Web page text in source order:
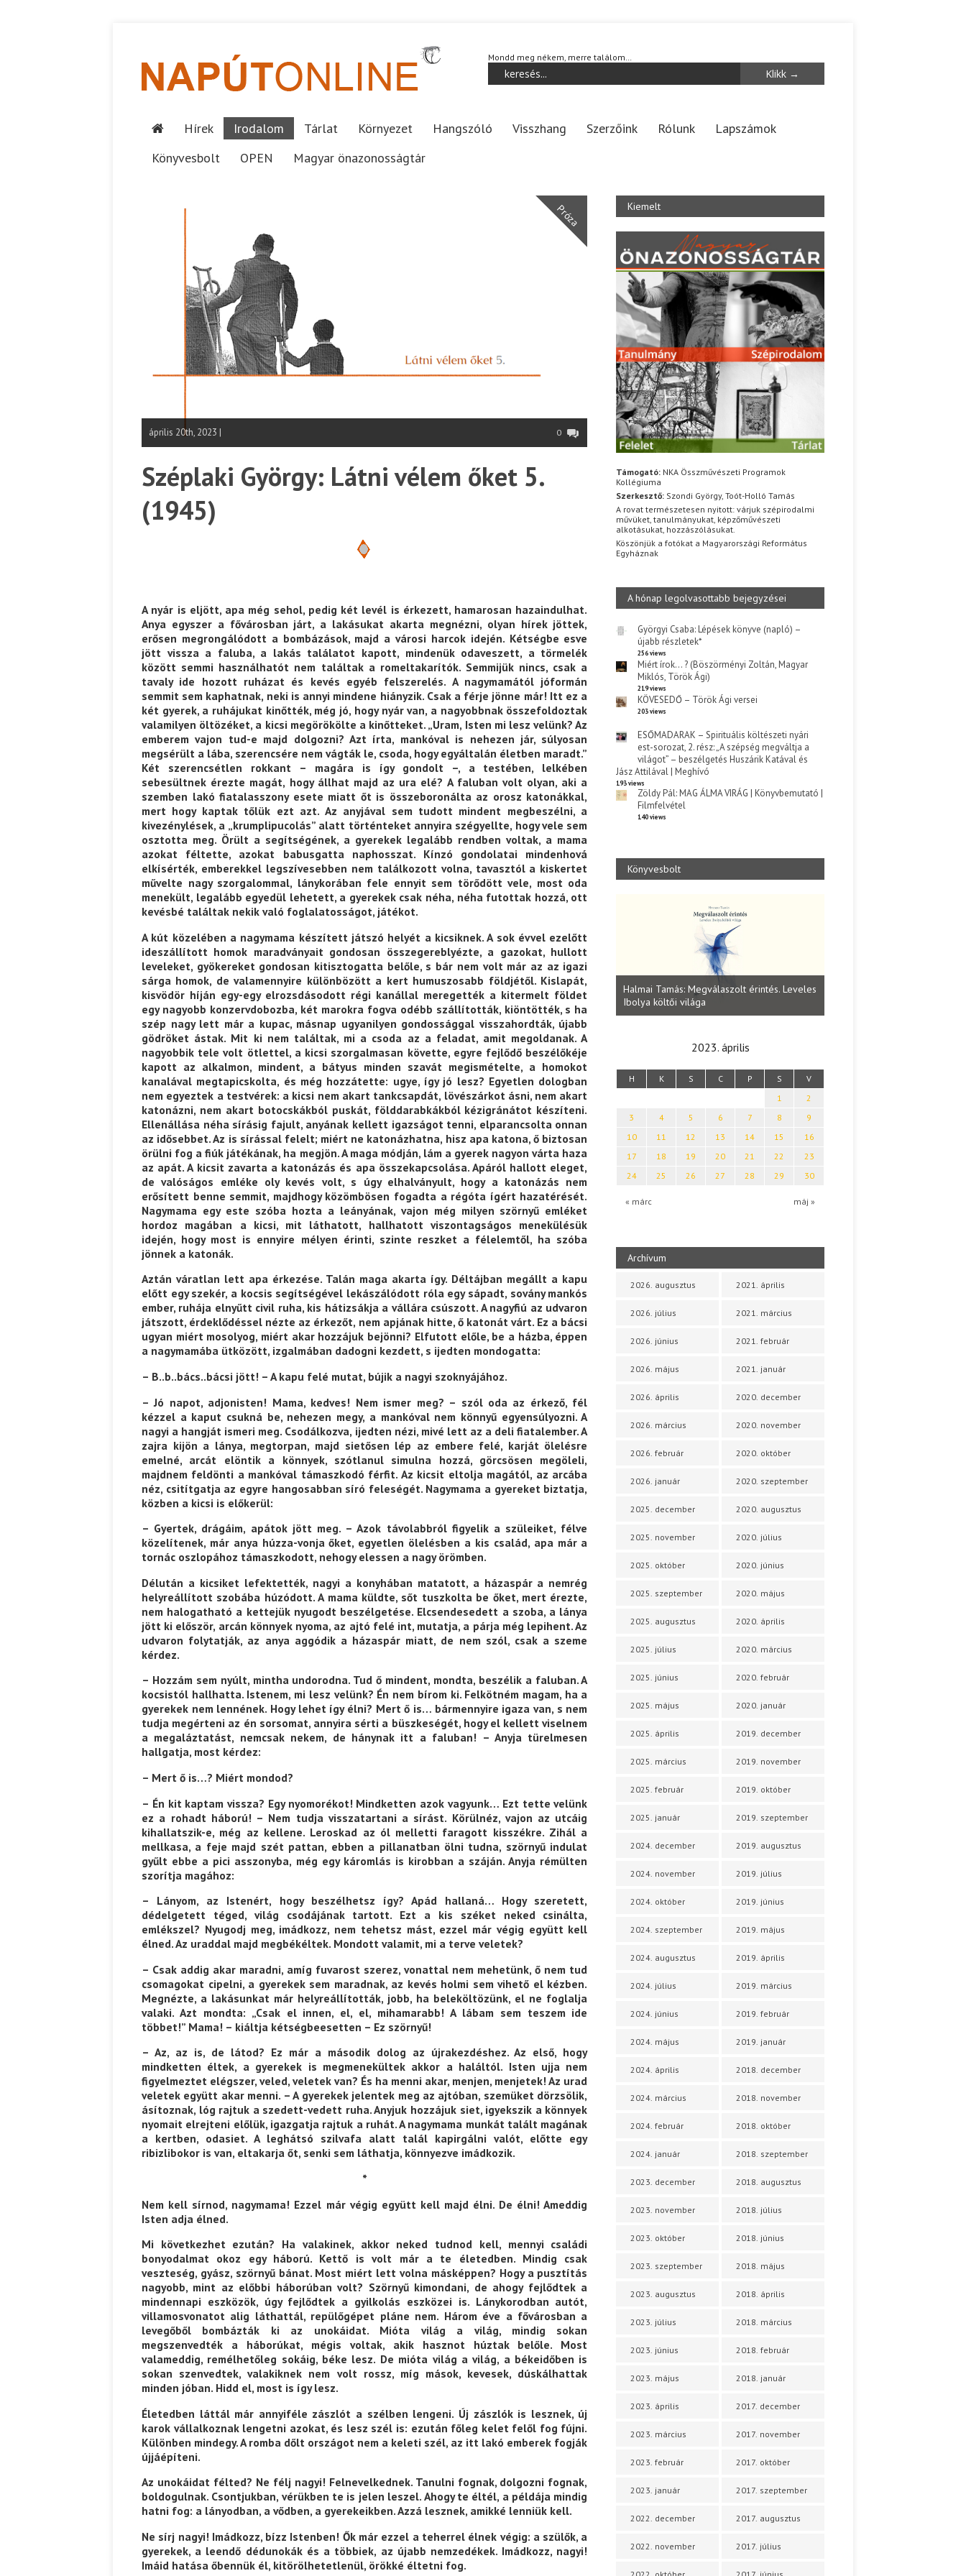
Mondd meg nékem, merre találom…
Hírek Irodalom Tárlat Környezet Hangszóló Visszhang Szerzőink Rólunk
Lapszámok
Könyvesbolt
OPEN Magyar önazonosságtár
Próza
április 20th, 2023 | 0
Széplaki György: Látni vélem őket 5.
(1945)
A nyár is eljött, apa még sehol, pedig két levél is érkezett, hamarosan hazaindulhat.
Anya egyszer a fővárosban járt, a lakásukat akarta megnézni, olyan hírek jöttek,
erősen megrongálódott a bombázások, majd a városi harcok idején. Kétségbe esve
jött vissza a faluba, a lakás találatot kapott, mindenük odaveszett, a törmelék
között semmi használhatót nem találtak a romeltakarítók. Semmijük nincs, csak a
tavaly ide hozott ruházat és kevés egyéb felszerelés. A nagymamától jóformán
semmit sem kaphatnak, neki is annyi mindene hiányzik. Csak a férje jönne már! Itt ez a
két gyerek, a ruhájukat kinőtték, még jó, hogy nyár van, a nagyobbnak összefoldoztak
valamilyen öltözéket, a kicsi megörökölte a kinőtteket. „Uram, Isten mi lesz velünk? Az
emberem vajon tud-e majd dolgozni? Azt írta, mankóval is nehezen jár, súlyosan
megsérült a lába, szerencsére nem vágták le, csoda, hogy egyáltalán életben maradt.”
Két szerencsétlen rokkant – magára is így gondolt –, a testében, lelkében
sebesültnek érezte magát, hogy állhat majd az ura elé? A faluban volt olyan, aki a
szemben lakó fiatalasszony esete miatt őt is összeboronálta az orosz katonákkal,
mert hogy kaptak tőlük ezt azt. Az anyjával sem tudott mindent megbeszélni, a
kivezénylések, a „krumplipucolás” alatt történteket annyira szégyellte, hogy vele sem
osztotta meg. Örült a segítségének, a gyerekek legalább rendben voltak, a mama
azokat féltette, azokat babusgatta naphosszat. Kínzó gondolatai mindenhová
elkísérték, emberekkel legszívesebben nem találkozott volna, tavasztól a kiskertet
művelte nagy szorgalommal, lánykorában fele ennyit sem törődött vele, most oda
menekült, legalább egyedül lehetett, a gyerekek csak néha, néha futottak hozzá, ott
kevésbé találtak nekik való foglalatosságot, játékot.
A kút közelében a nagymama készített játszó helyét a kicsiknek. A sok évvel ezelőtt
ideszállított homok maradványait gondosan összegereblyézte, a gazokat, hullott
leveleket, gyökereket gondosan kitisztogatta belőle, s bár nem volt már az az igazi
sárga homok, de valamennyire különbözött a kert humuszosabb földjétől. Kislapát,
kisvödör híján egy-egy elrozsdásodott régi kanállal meregették a kitermelt földet
egy nagyobb konzervdobozba, két marokra fogva odébb szállították, kiöntötték, s ha
szép nagy lett már a kupac, másnap ugyanilyen gondossággal visszahordták, újabb
gödröket ástak. Mit ki nem találtak, mi a csoda az a feladat, amit megoldanak. A
nagyobbik tele volt ötlettel, a kicsi szorgalmasan követte, egyre fejlődő beszélőkéje
kapott az alkalmon, mindent, a bátyus minden szavát megismételte, a homokot
kanalával megtapicskolta, és még hozzátette: ugye, így jó lesz? Egyetlen dologban
nem egyeztek a testvérek: a kicsi nem akart tankcsapdát, lövészárkot ásni, nem akart
katonázni, nem akart botocskákból puskát, földdarabkákból kézigránátot készíteni.
Ellenállása néha sírásig fajult, anyának kellett igazságot tenni, elparancsolta onnan
az idősebbet. Az is sírással felelt; miért ne katonázhatna, hisz apa katona, ő biztosan
örülni fog a fiúk játékának, ha megjön. A maga módján, lám a gyerek nagyon várta haza
az apát. A kicsit zavarta a katonázás és apa összekapcsolása. Apáról hallott eleget,
de valóságos emléke oly kevés volt, s úgy elhalványult, hogy a katonázás nem
erősített benne semmit, majdhogy közömbösen fogadta a régóta ígért hazatérését.
Nagymama egy este szóba hozta a leányának, vajon még milyen szörnyű emléket
hordoz magában a kicsi, mit láthatott, hallhatott viszontagságos menekülésük
idején, hogy most is ennyire mélyen érinti, szinte reszket a félelemtől, ha szóba
jönnek a katonák.
Aztán váratlan lett apa érkezése. Talán maga akarta így. Déltájban megállt a kapu
előtt egy szekér, a kocsis segítségével lekászálódott róla egy sápadt, sovány mankós
ember, ruhája elnyűtt civil ruha, kis hátizsákja a vállára csúszott. A nagyfiú az udvaron
játszott, érdeklődéssel nézte az érkezőt, nem apjának hitte, ő katonát várt. Ez a bácsi
ugyan miért mosolyog, miért akar hozzájuk bejönni? Elfutott előle, be a házba, éppen
a nagymamába ütközött, izgalmában dadogni kezdett, s ijedten mondogatta:
– B..b..bács..bácsi jött! – A kapu felé mutat, bújik a nagyi szoknyájához.
– Jó napot, adjonisten! Mama, kedves! Nem ismer meg? – szól oda az érkező, fél
kézzel a kaput csukná be, nehezen megy, a mankóval nem könnyű egyensúlyozni. A
nagyi a hangját ismeri meg. Csodálkozva, ijedten nézi, mivé lett az a deli fiatalember. A
zajra kijön a lánya, megtorpan, majd sietősen lép az embere felé, karját ölelésre
emelné, arcát elöntik a könnyek, szótlanul simulna hozzá, görcsösen megöleli,
majdnem feldönti a mankóval támaszkodó férfit. Az kicsit eltolja magától, az arcába
néz, csitítgatja az egyre hangosabban síró feleségét. Nagymama a gyereket biztatja,
közben a kicsi is előkerül:
– Gyertek, drágáim, apátok jött meg. – Azok távolabbról figyelik a szüleiket, félve
közelítenek, már anya húzza-vonja őket, egyetlen ölelésben a kis család, apa már a
tornác oszlopához támaszkodott, nehogy elessen a nagy örömben.
Délután a kicsiket lefektették, nagyi a konyhában matatott, a házaspár a nemrég
helyreállított szobába húzódott. A mama küldte, sőt tuszkolta be őket, mert érezte,
nem halogatható a kettejük nyugodt beszélgetése. Elcsendesedett a szoba, a lánya
jött ki először, arcán könnyek nyoma, az ajtó felé int, mutatja, a párja még lepihent. Az
udvaron folytatják, az anya aggódik a házaspár miatt, de nem szól, csak a szeme
kérdez.
– Hozzám sem nyúlt, mintha undorodna. Tud ő mindent, mondta, beszélik a faluban. A
kocsistól hallhatta. Istenem, mi lesz velünk? Én nem bírom ki. Felkötném magam, ha a
gyerekek nem lennének. Hogy lehet így élni? Mert ő is… bármennyire igaza van, s nem
tudja megérteni az én sorsomat, annyira sérti a büszkeségét, hogy el kellett viselnem
a megaláztatást, nemcsak nekem, de hánynak itt a faluban! – Anyja türelmesen
hallgatja, most kérdez:
– Mert ő is…? Miért mondod?
– Én kit kaptam vissza? Egy nyomorékot! Mindketten azok vagyunk… Ezt tette velünk
ez a rohadt háború! – Nem tudja visszatartani a sírást. Körülnéz, vajon az utcáig
kihallatszik-e, még az kellene. Leroskad az ól melletti faragott kisszékre. Zihál a
mellkasa, a feje majd szét pattan, ebben a pillanatban ölni tudna, szörnyű indulat
gyűlt ebbe a pici asszonyba, még egy káromlás is kirobban a száján. Anyja rémülten
szorítja magához:
– Lányom, az Istenért, hogy beszélhetsz így? Apád hallaná… Hogy szeretett,
dédelgetett téged, világ csodájának tartott. Ezt a kis széket neked csinálta,
emlékszel? Nyugodj meg, imádkozz, nem tehetsz mást, ezzel már végig együtt kell
élned. Az uraddal majd megbékéltek. Mondott valamit, mi a terve veletek?
– Csak addig akar maradni, amíg fuvarost szerez, vonattal nem mehetünk, ő nem tud
csomagokat cipelni, a gyerekek sem maradnak, az kevés holmi sem vihető el kézben.
Megnézte, a lakásunkat már helyreállították, jobb, ha beleköltözünk, el ne foglalja
valaki. Azt mondta: „Csak el innen, el, el, mihamarabb! A lábam sem teszem ide
többet!” Mama! – kiáltja kétségbeesetten – Ez szörnyű!
– Az, az is, de látod? Ez már a második dolog az újrakezdéshez. Az első, hogy
mindketten éltek, a gyerekek is megmenekültek akkor a haláltól. Isten ujja nem
figyelmeztet elégszer, veled, veletek van? És ha menni akar, menjen, menjetek! Az urad
veletek együtt akar menni. – A gyerekek jelentek meg az ajtóban, szemüket dörzsölik,
ásítoznak, lóg rajtuk a szedett-vedett ruha. Anyjuk hozzájuk siet, igyekszik a könnyek
nyomait elrejteni előlük, igazgatja rajtuk a ruhát. A nagymama munkát talált magának
a kertben, odasiet. A leghátsó szilvafa alatt talál kapirgálni valót, előtte egy
ribizlibokor is van, eltakarja őt, senki sem láthatja, könnyezve imádkozik.
*
Nem kell sírnod, nagymama! Ezzel már végig együtt kell majd élni. De élni! Ameddig
Isten adja élned.
Mi következhet ezután? Ha valakinek, akkor neked tudnod kell, mennyi családi
bonyodalmat okoz egy háború. Kettő is volt már a te életedben. Mindig csak
veszteség, gyász, szörnyű bánat. Most miért lett volna másképpen? Hogy a pusztítás
nagyobb, mint az előbbi háborúban volt? Szörnyű kimondani, de ahogy fejlődtek a
mindennapi eszközök, úgy fejlődtek a gyilkolás eszközei is. Lánykorodban autót,
villamosvonatot alig láthattál, repülőgépet pláne nem. Három éve a fővárosban a
levegőből bombázták ki az unokáidat. Mióta világ a világ, mindig sokan
megszenvedték a háborúkat, mégis voltak, akik hasznot húztak belőle. Most
valameddig, remélhetőleg sokáig, béke lesz. De mióta világ a világ, a békeidőben is
sokan szenvedtek, valakiknek nem volt rossz, míg mások, kevesek, dúskálhattak
minden jóban. Hidd el, most is így lesz.
Életedben láttál már annyiféle zászlót a szélben lengeni. Új zászlók is lesznek, új
karok vállalkoznak lengetni azokat, és lesz szél is: ezután főleg kelet felől fog fújni.
Különben mindegy. A romba dőlt országot nem a keleti szél, az itt lakó emberek fogják
újjáépíteni.
Az unokáidat félted? Ne félj nagyi! Felnevelkednek. Tanulni fognak, dolgozni fognak,
boldogulnak. Csontjukban, vérükben te is jelen leszel. Ahogy te éltél, a példája mindig
hatni fog: a lányodban, a vődben, a gyerekeikben. Azzá lesznek, amikké lenniük kell.
Ne sírj nagyi! Imádkozz, bízz Istenben! Ők már ezzel a teherrel élnek végig: a szülők, a
gyerekek, a leendő dédunokák és a többiek, az újabb nemzedékek. Imádkozz, nagyi!
Imáid hatása őbennük él, kitörölhetetlenül, örökké éltetni fog.
Kiemelt
Támogató: NKA Összművészeti Programok
Kollégiuma
Szerkesztő: Szondi György, Toót-Holló Tamás
A rovat természetesen nyitott: várjuk szépirodalmi
művüket, tanulmányukat, képzőművészeti
alkotásukat, hozzászólásukat.
Köszönjük a fotókat a Magyarországi Református
Egyháznak
A hónap legolvasottabb bejegyzései
Györgyi Csaba: Lépések könyve (napló) –
újabb részletek*
256 views
Miért írok… ? (Böszörményi Zoltán, Magyar
Miklós, Török Ági)
219 views
KÖVESEDŐ – Török Ági versei
203 views
ESŐMADARAK – Spirituális költészeti nyári
est-sorozat, 2. rész: „A szépség megváltja a
világot” – beszélgetés Huszárik Katával és
Jász Attilával | Meghívó
193 views
Zöldy Pál: MAG ÁLMA VIRÁG | Könyvbemutató |
Filmfelvétel
140 views
Könyvesbolt
Káplán Géza: Erotikai kalauz
Parvathy Baul: A NAGY LELKEK DALAI.
Bevezetés a bául ösvénybe (Fordította:
Rideg Zsófia)
Halmai Tamás: Megválaszolt érintés. Leveles
Ibolya költői világa
2023. április
H K S C P S V
« márc máj »
1
2
3
4 5 6 7 8
9
10
11 12 13 14 15
16
17
18 19 20 21 22
23
24
25 26 27 28 29 30
Archívum
2026. augusztus
2026. július
2026. június
2026. május
2026. április
2026. március
2026. február
2026. január
2025. december
2025. november
2025. október
2025. szeptember
2025. augusztus
2025. július
2025. június
2025. május
2025. április
2025. március
2025. február
2025. január
2024. december
2024. november
2024. október
2024. szeptember
2024. augusztus
2024. július
2024. június
2024. május
2024. április
2024. március
2024. február
2024. január
2023. december
2023. november
2023. október
2023. szeptember
2023. augusztus
2023. július
2023. június
2023. május
2023. április
2023. március
2023. február
2023. január
2022. december
2022. november
2021. április
2021. március
2021. február
2021. január
2020. december
2020. november
2020. október
2020. szeptember
2020. augusztus
2020. július
2020. június
2020. május
2020. április
2020. március
2020. február
2020. január
2019. december
2019. november
2019. október
2019. szeptember
2019. augusztus
2019. július
2019. június
2019. május
2019. április
2019. március
2019. február
2019. január
2018. december
2018. november
2018. október
2018. szeptember
2018. augusztus
2018. július
2018. június
2018. május
2018. április
2018. március
2018. február
2018. január
2017. december
2017. november
2017. október
2017. szeptember
2017. augusztus
2017. július